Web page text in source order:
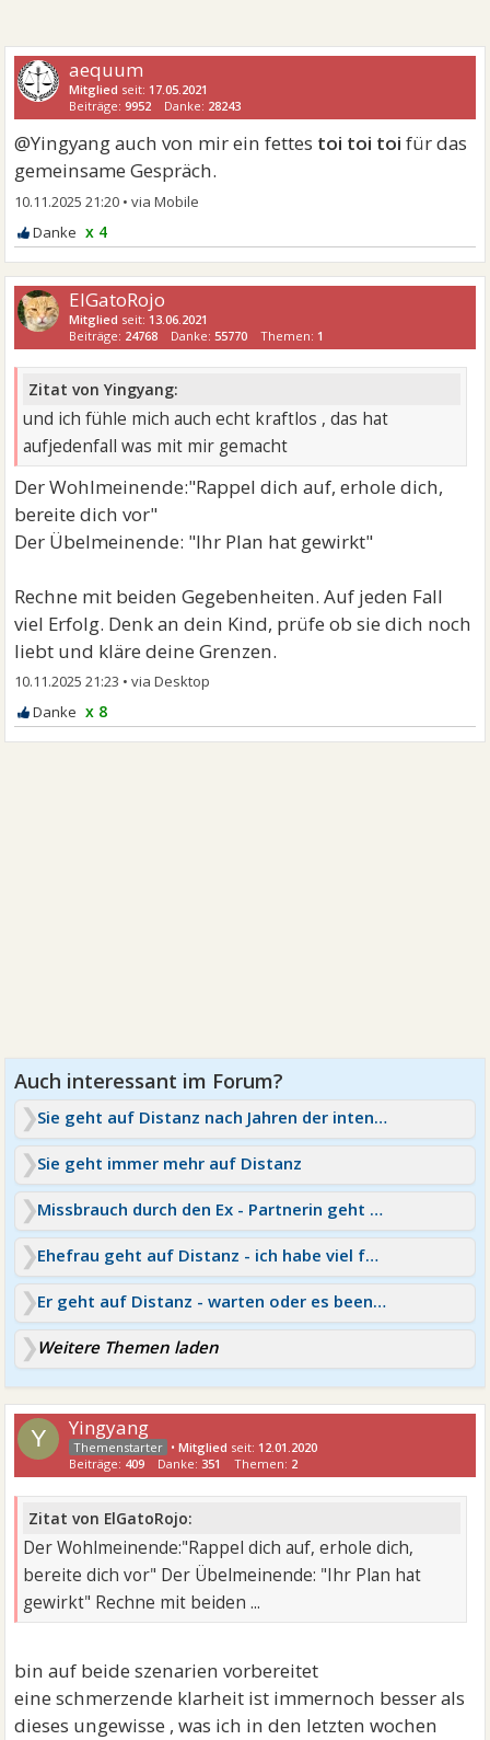
aequum
Mitglied seit: 17.05.2021
Beiträge:9952 Danke: 28243
@Yingyang auch von mir ein fettes toi toi toi für das
gemeinsame Gespräch.
10.11.2025 21:20 •
x 4
ElGatoRojo
Mitglied seit: 13.06.2021
Beiträge: 24768 Danke: 55770 Themen: 1
Zitat von Yingyang:
und ich fühle mich auch echt kraftlos , das hat
aufjedenfall was mit mir gemacht
Der Wohlmeinende:"Rappel dich auf, erhole dich,
bereite dich vor"
Der Übelmeinende: "Ihr Plan hat gewirkt"
Rechne mit beiden Gegebenheiten. Auf jeden Fall
viel Erfolg. Denk an dein Kind, prüfe ob sie dich noch
liebt und kläre deine Grenzen.
10.11.2025 21:23 •
x 8
Sie geht auf Distanz nach Jahren der intensiven Liebe
Sie geht immer mehr auf Distanz
Missbrauch durch den Ex - Partnerin geht auf Distanz
Ehefrau geht auf Distanz - ich habe viel falsch gemacht
Er geht auf Distanz - warten oder es beenden?
Weitere Themen laden
Y Yingyang
•Mitglied seit: 12.01.2020
Beiträge: 409 Danke:351 Themen: 2
Zitat von ElGatoRojo:
Der Wohlmeinende:"Rappel dich auf, erhole dich,
bereite dich vor" Der Übelmeinende: "Ihr Plan hat
gewirkt" Rechne mit beiden ...
bin auf beide szenarien vorbereitet
eine schmerzende klarheit ist immernoch besser als
dieses ungewisse , was ich in den letzten wochen